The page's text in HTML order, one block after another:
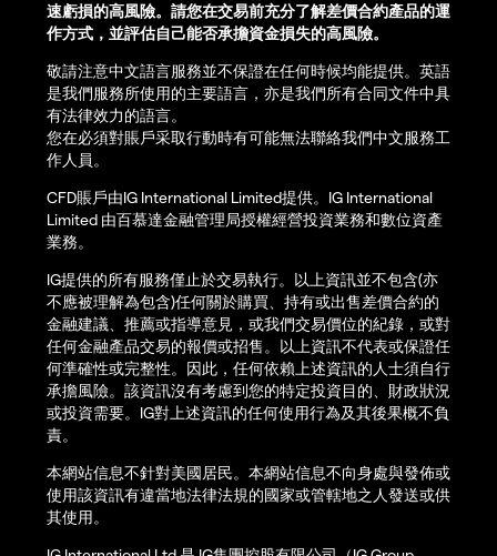
速虧損的高風險。請您在交易前充分了解差價合約產品的運
作方式，並評估自己能否承擔資金損失的高風險。
敬請注意中文語言服務並不保證在任何時候均能提供。英語
是我們服務所使用的主要語言，亦是我們所有合同文件中具
有法律效力的語言。
您在必須對賬戶采取行動時有可能無法聯絡我們中文服務工
作人員。
CFD賬戶由IG International Limited提供。IG International
Limited 由百慕達金融管理局授權經營投資業務和數位資產
業務。
IG提供的所有服務僅止於交易執行。以上資訊並不包含(亦
不應被理解為包含)任何關於購買、持有或出售差價合約的
金融建議、推薦或指導意見，或我們交易價位的紀錄，或對
任何金融產品交易的報價或招售。以上資訊不代表或保證任
何準確性或完整性。因此，任何依賴上述資訊的人士須自行
承擔風險。該資訊沒有考慮到您的特定投資目的、財政狀況
或投資需要。IG對上述資訊的任何使用行為及其後果概不負
責。
本網站信息不針對美國居民。本網站信息不向身處與發佈或
使用該資訊有違當地法律法規的國家或管轄地之人發送或供
其使用。